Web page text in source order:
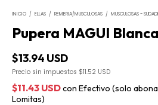
INICIO / ELLAS / REMERIA/MUSCULOSAS / MUSCULOSAS -
Pupera MAGUI Blanca
$13.94 USD
Precio sin impuestos $11.52 USD
$11.43 USDcon Efectivo (solo
Lomitas)